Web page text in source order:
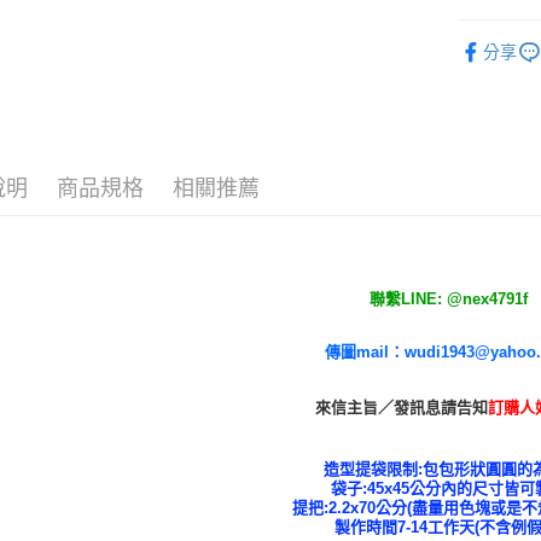
是否繳費
任。
結果請求
形，恩沛
付款後7-
分享
明 商品規格 相關推薦
聯繫LINE: @nex4791f
傳圖mail：
來信主旨／發訊息請告知訂購人
造型提袋限制:包包形狀圓圓的
袋子:45x45公分內的尺寸皆可
提把:2.2x70公分(盡量用色塊或是
製作時間7-14工作天(不含例